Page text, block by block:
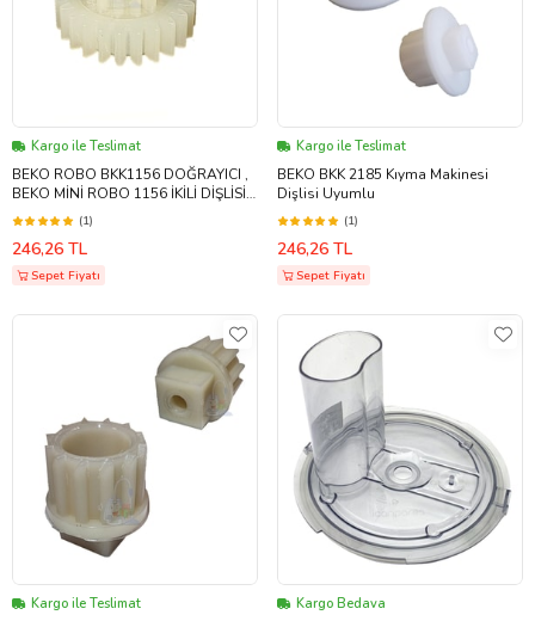
Kargo ile Teslimat
BEKO ROBO BKK1156 DOĞRAYICI ,
BEKO MİNİ ROBO 1156 İKİLİ DİŞLİSİ
Uyumlu
(1)
246,26 TL
Sepet Fiyatı
Kargo ile Teslimat
BEKO BKK 2185 Kıyma Makinesi
Dişlisi Uyumlu
(1)
246,26 TL
Sepet Fiyatı
Kargo ile Teslimat Kargo Bedava